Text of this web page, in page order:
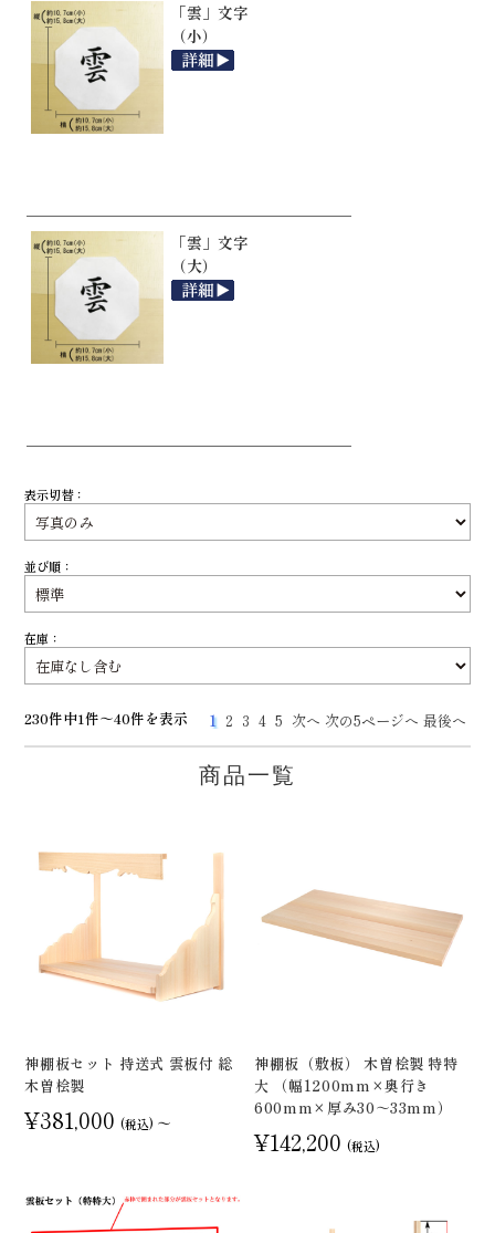
「雲」文字
（小）
「雲」文字
（大）
表示切替：
並び順：
在庫：
230件中1件～40件を表示 1 2 3 4 5 次へ 次の5ページへ 最後へ
商品一覧
神棚板セット 持送式 雲板付 総
木曽桧製
¥381,000 (税込) ～
神棚板（敷板） 木曽桧製 特特
大 （幅1200mm×奥行き
600mm×厚み30～33mm）
¥142,200 (税込)